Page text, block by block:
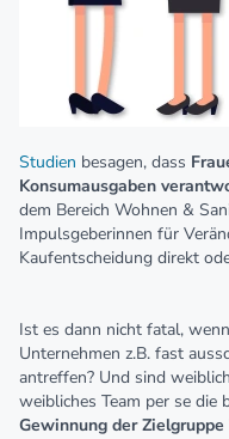
Studien besagen, dass
Konsumausgaben
dem Bereich Wohnen &
Impulsgeberinnen für
Kaufentscheidung direkt
Ist es dann nicht fatal,
Unternehmen z.B. fast
antreffen? Und sind
weibliches Team per se die
Gewinnung der